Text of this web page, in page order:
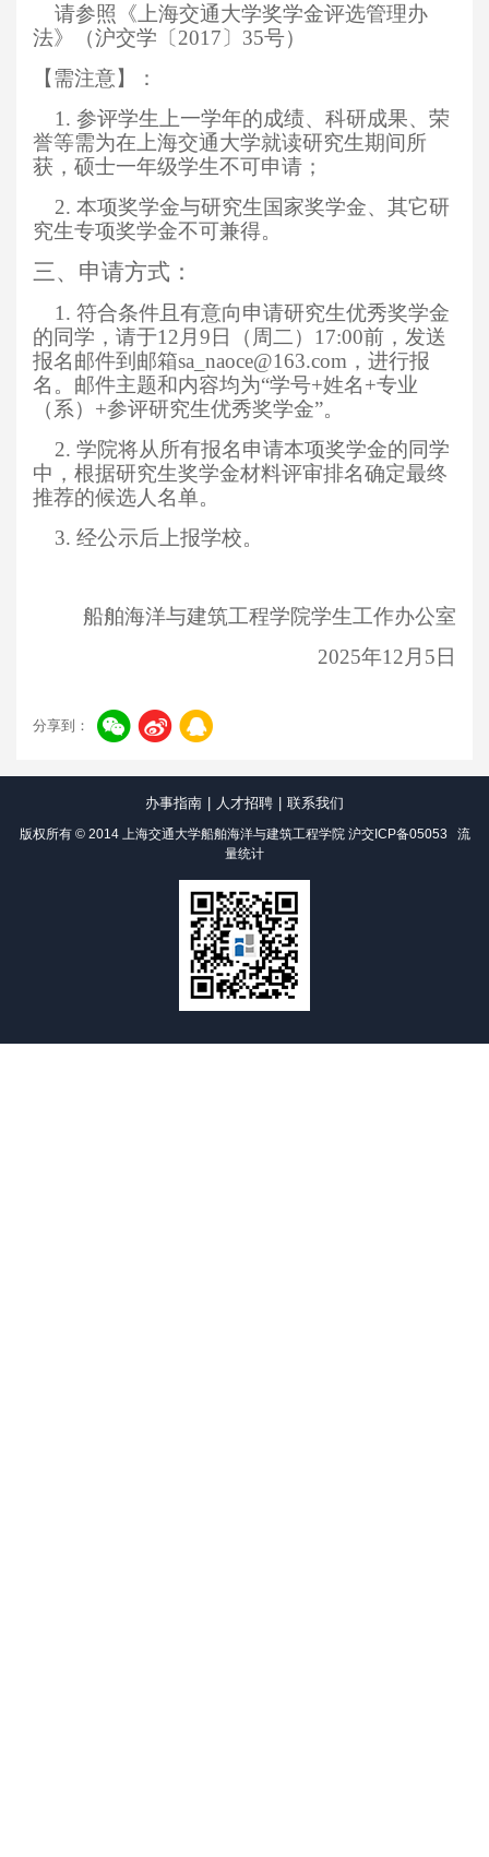
请参照《上海交通大学奖学金评选管理办
法》（沪交学〔2017〕35号）
【需注意】：
1. 参评学生上一学年的成绩、科研成果、荣
誉等需为在上海交通大学就读研究生期间所
获，硕士一年级学生不可申请；
2. 本项奖学金与研究生国家奖学金、其它研
究生专项奖学金不可兼得。
三、申请方式：
1. 符合条件且有意向申请研究生优秀奖学金
的同学，请于12月9日（周二）17:00前，发送
报名邮件到邮箱sa_naoce@163.com，进行报
名。邮件主题和内容均为“学号+姓名+专业
（系）+参评研究生优秀奖学金”。
2. 学院将从所有报名申请本项奖学金的同学
中，根据研究生奖学金材料评审排名确定最终
推荐的候选人名单。
3. 经公示后上报学校。
船舶海洋与建筑工程学院学生工作办公室
2025年12月5日
分享到：
办事指南 | 人才招聘 | 联系我们
版权所有 © 2014 上海交通大学船舶海洋与建筑工程学院 沪交ICP备05053
流
量统计